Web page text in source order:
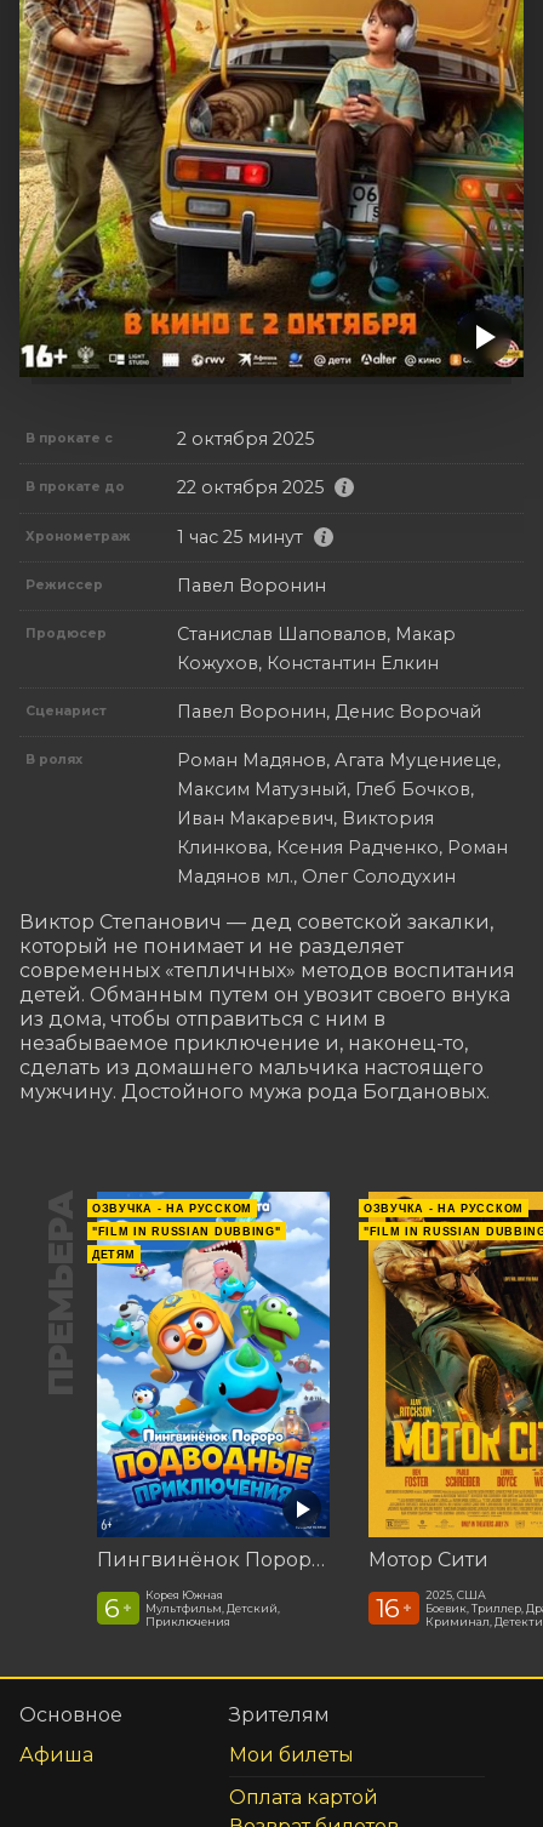
В прокате с 2 октября 2025
В прокате до 22 октября 2025
Хронометраж 1 час 25 минут
Режиссер Павел Воронин
Продюсер
Станислав Шаповалов, Макар
Кожухов, Константин Елкин
Сценарист Павел Воронин, Денис Ворочай
В ролях
Роман Мадянов, Агата Муцениеце,
Максим Матузный, Глеб Бочков,
Иван Макаревич, Виктория
Клинкова, Ксения Радченко, Роман
Мадянов мл., Олег Солодухин
Виктор Степанович — дед советской закалки,
который не понимает и не разделяет
современных «тепличных» методов воспитания
детей. Обманным путем он увозит своего внука
из дома, чтобы отправиться с ним в
незабываемое приключение и, наконец-то,
сделать из домашнего мальчика настоящего
мужчину. Достойного мужа рода Богдановых.
ПРЕМЬЕРА
ОЗВУЧКА - НА РУССКОМ
"FILM IN RUSSIAN DUBBING"
ДЕТЯМ
Пингвинёнок Пороро: Подводные приключения
6 +
Корея Южная
Мультфильм, Детский,
Приключения
ОЗВУЧКА - НА РУССКОМ
"FILM IN RUSSIAN
Мотор Сити
16 +
2025, США
Боевик, Триллер,
Криминал,
Основное
Афиша
Зрителям
Мои билеты
Оплата картой